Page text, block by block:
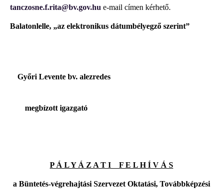
tanczosne.f.rita@bv.gov.hu e-mail címen kérhető.
Balatonlelle, „az elektronikus dátumbélyegző szerint”
Győri Levente bv. alezredes
megbízott igazgató
P Á L Y Á Z A T I F E L H Í V Á S
a Büntetés-végrehajtási Szervezet Oktatási, Továbbképzési